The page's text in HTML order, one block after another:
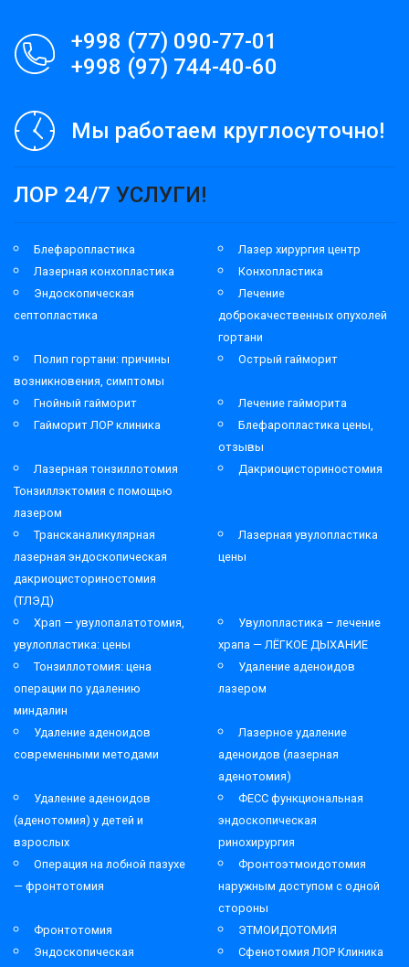
+998 (77) 090-77-01
+998 (97) 744-40-60
Мы работаем круглосуточно!
ЛОР 24/7 УСЛУГИ!
Блефаропластика
Лазер хирургия центр
Лазерная конхопластика
Конхопластика
Эндоскопическая
септопластика
Лечение
доброкачественных опухолей
гортани
Полип гортани: причины
возникновения, симптомы
Острый гайморит
Гнойный гайморит
Лечение гайморита
Гайморит ЛОР клиника
Блефаропластика цены,
отзывы
Лазерная тонзиллотомия
Тонзиллэктомия с помощью
лазером
Дакриоцисториностомия
Трансканаликулярная
лазерная эндоскопическая
дакриоцисториностомия
(ТЛЭД)
Лазерная увулопластика
цены
Храп — увулопалатотомия,
увулопластика: цены
Увулопластика – лечение
храпа — ЛЁГКОЕ ДЫХАНИЕ
Тонзиллотомия: цена
операции по удалению
миндалин
Удаление аденоидов
лазером
Удаление аденоидов
современными методами
Лазерное удаление
аденоидов (лазерная
аденотомия)
Удаление аденоидов
(аденотомия) у детей и
взрослых
ФЕСС функциональная
эндоскопическая
ринохирургия
Операция на лобной пазухе
— фронтотомия
Фронтоэтмоидотомия
наружным доступом с одной
стороны
Фронтотомия
ЭТМОИДОТОМИЯ
Эндоскопическая
Сфенотомия ЛОР Клиника